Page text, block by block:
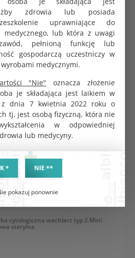
zdrowia lub posiada
uprawniające do
medycznego, lub która z uwagi
pełnioną funkcję lub
gospodarczą uczestniczy w
medycznymi.
"Nie" oznacza złożenie
je składająca jest laikiem w
z dnia 7 kwietnia 2022 roku o
tj. jest osobą fizyczną, która nie
w odpowiedniej
lub medycyny.
* NIE **
pokazuj ponownie
cytologiczna wachlarz typ 2 Maxi
cytologiczna wachlarz typ 2 Mini
sterylna
100 ml, zintegrowana
do precyzyjnego odczytu
jałowy, pakowany
brak zanieczyszczeń
próbki: szczelna, czerwona
z zewnątrz.
przezroczysty plastik, odporny
mechaniczne i czynniki